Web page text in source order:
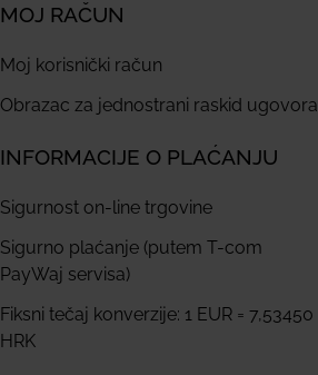
MOJ RAČUN
Moj korisnički račun
Obrazac za jednostrani raskid ugovora
INFORMACIJE O PLAĆANJU
Sigurnost on-line trgovine
Sigurno plaćanje (putem T-com
PayWaj servisa)
Fiksni tečaj konverzije: 1 EUR = 7,53450
HRK